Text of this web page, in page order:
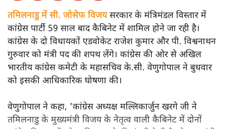
तमिलनाडु में सी. जोसेफ विजयसरकार के मंत्रिमंडल विस्तार में
कांग्रेस पार्टी 59 साल बाद कैबिनेट में शामिल होने जा रही है।
कांग्रेस के दो विधायकों एडवोकेट राजेश कुमार और पी. विश्वनाथन
गुरुवार को मंत्री पद की शपथ लेंगे। कांग्रेस की ओर से अखिल
भारतीय कांग्रेस कमेटी के महासचिव के.सी. वेणुगोपाल ने बुधवार
को इसकी आधिकारिक घोषणा की।
वेणुगोपाल ने कहा, 'कांग्रेस अध्यक्ष मल्लिकार्जुन खरगे जी ने
तमिलनाडु के मुख्यमंत्री विजय के नेतृत्व वाली कैबिनेट में दोनों